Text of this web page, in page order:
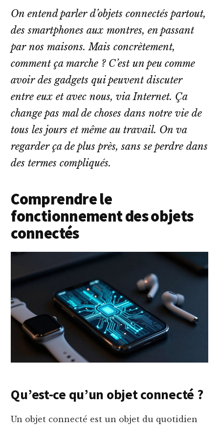
On entend parler d’objets connectés partout,
des smartphones aux montres, en passant
par nos maisons. Mais concrètement,
comment ça marche ? C’est un peu comme
avoir des gadgets qui peuvent discuter
entre eux et avec nous, via Internet. Ça
change pas mal de choses dans notre vie de
tous les jours et même au travail. On va
regarder ça de plus près, sans se perdre dans
des termes compliqués.
Comprendre le
fonctionnement des objets
connectés
Qu’est-ce qu’un objet connecté ?
Un objet connecté est un objet du quotidien